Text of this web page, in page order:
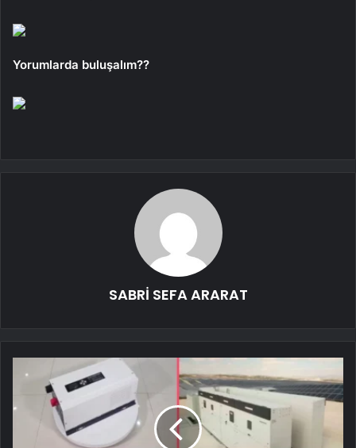
Yorumlarda buluşalım??
SABRİ SEFA ARARAT